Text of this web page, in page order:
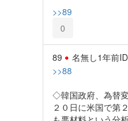
>>89
0
89 名無し1年前
>>88
◇韓国政府、為替
２０日に米国で第